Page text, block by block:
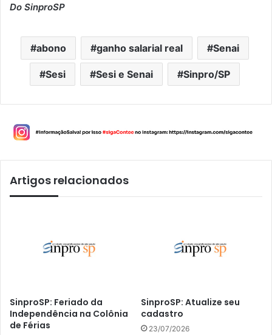
Do SinproSP
abono ganho salarial real Senai
Sesi Sesi e Senai Sinpro/SP
Artigos relacionados
SinproSP: Feriado da
Independência na Colônia
de Férias
SinproSP: Atualize seu
cadastro
23/07/2026